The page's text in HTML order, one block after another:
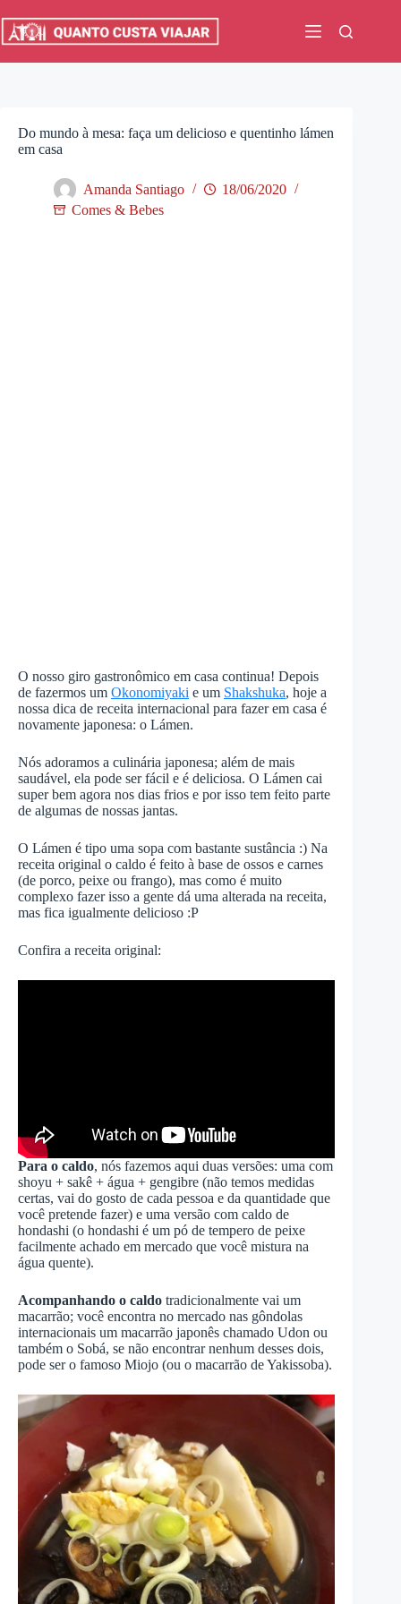
para
Do mundo à mesa: faça um delicioso e quentinho lámen
em casa
Amanda Santiago
18/06/2020
Comes & Bebes
O nosso giro gastronômico em casa continua! Depois
de fazermos um Okonomiyaki e um Shakshuka, hoje a
nossa dica de receita internacional para fazer em casa é
novamente japonesa: o Lámen.
Nós adoramos a culinária japonesa; além de mais
saudável, ela pode ser fácil e é deliciosa. O Lámen cai
super bem agora nos dias frios e por isso tem feito parte
de algumas de nossas jantas.
O Lámen é tipo uma sopa com bastante sustância :) Na
receita original o caldo é feito à base de ossos e carnes
(de porco, peixe ou frango), mas como é muito
complexo fazer isso a gente dá uma alterada na receita,
mas fica igualmente delicioso :P
Confira a receita original:
Para o caldo, nós fazemos aqui duas versões: uma com
shoyu + sakê + água + gengibre (não temos medidas
certas, vai do gosto de cada pessoa e da quantidade que
você pretende fazer) e uma versão com caldo de
hondashi (o hondashi é um pó de tempero de peixe
facilmente achado em mercado que você mistura na
água quente).
Acompanhando o caldo tradicionalmente vai um
macarrão; você encontra no mercado nas gôndolas
internacionais um macarrão japonês chamado Udon ou
também o Sobá, se não encontrar nenhum desses dois,
pode ser o famoso Miojo (ou o macarrão de Yakissoba).